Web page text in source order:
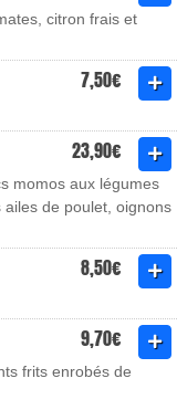
citron frais et
7,50€
23,90€
momos aux légumes
de poulet, oignons
8,50€
9,70€
frits enrobés de